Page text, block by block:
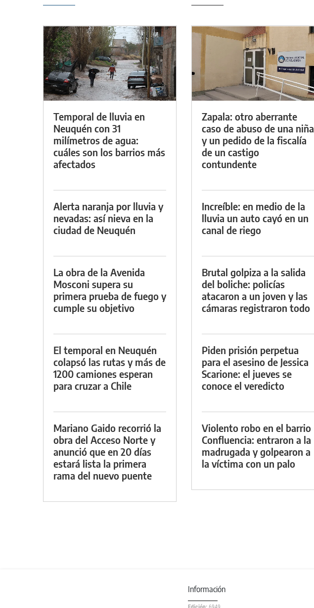
Temporal de lluvia en
Neuquén con 31
milímetros de agua:
cuáles son los barrios más
afectados
Alerta naranja por lluvia y
nevadas: así nieva en la
ciudad de Neuquén
La obra de la Avenida
Mosconi supera su
primera prueba de fuego y
cumple su objetivo
El temporal en Neuquén
colapsó las rutas y más de
1200 camiones esperan
para cruzar a Chile
Mariano Gaido recorrió la
obra del Acceso Norte y
anunció que en 20 días
estará lista la primera
rama del nuevo puente
Zapala: otro aberrante
caso de abuso de una niña
y un pedido de la fiscalía
de un castigo
contundente
Increíble: en medio de la
lluvia un auto cayó en un
canal de riego
Brutal golpiza a la salida
del boliche: policías
atacaron a un joven y las
cámaras registraron todo
Piden prisión perpetua
para el asesino de Jessica
Scarione: el jueves se
conoce el veredicto
Violento robo en el barrio
Confluencia: entraron a la
madrugada y golpearon a
la víctima con un palo
Información